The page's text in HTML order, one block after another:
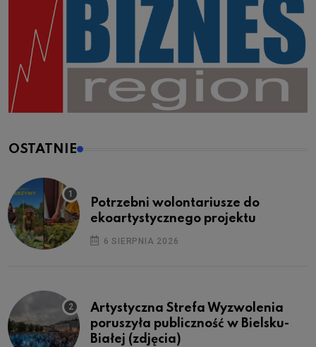
OSTATNIE
Potrzebni wolontariusze do
ekoartystycznego projektu
6 SIERPNIA 2026
Artystyczna Strefa Wyzwolenia
poruszyła publiczność w Bielsku-
Białej (zdjęcia)